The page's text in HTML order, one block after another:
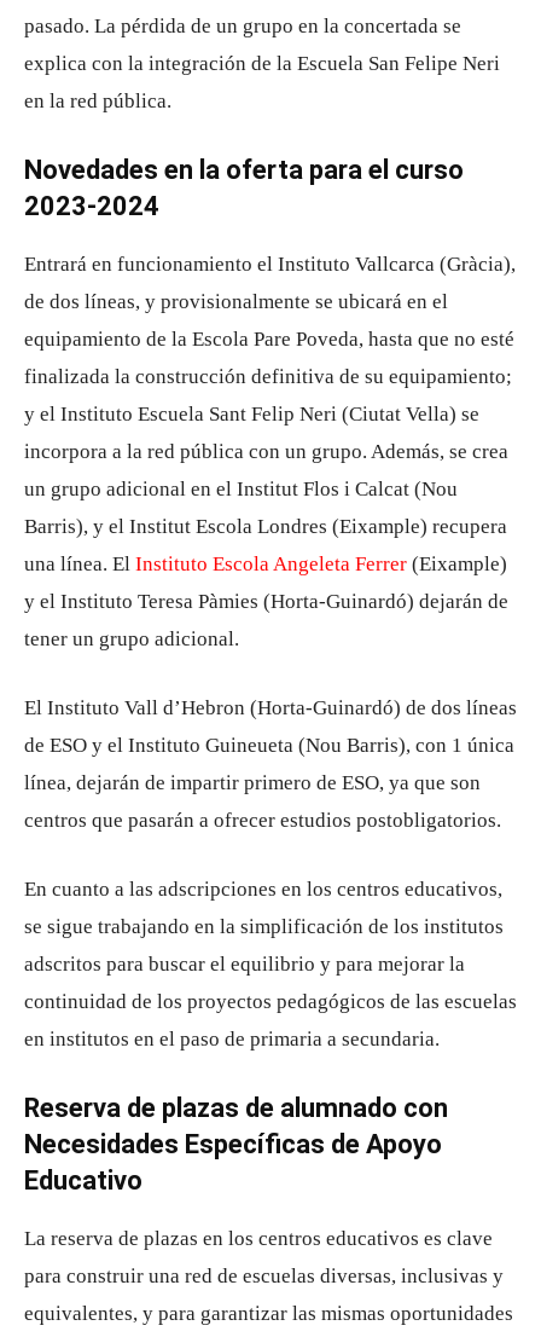
pasado. La pérdida de un grupo en la concertada se
explica con la integración de la Escuela San Felipe Neri
en la red pública.
Novedades en la oferta para el curso
2023-2024
Entrará en funcionamiento el Instituto Vallcarca (Gràcia),
de dos líneas, y provisionalmente se ubicará en el
equipamiento de la Escola Pare Poveda, hasta que no esté
finalizada la construcción definitiva de su equipamiento;
y el Instituto Escuela Sant Felip Neri (Ciutat Vella) se
incorpora a la red pública con un grupo. Además, se crea
un grupo adicional en el Institut Flos i Calcat (Nou
Barris), y el Institut Escola Londres (Eixample) recupera
una línea. El Instituto Escola Angeleta Ferrer (Eixample)
y el Instituto Teresa Pàmies (Horta-Guinardó) dejarán de
tener un grupo adicional.
El Instituto Vall d’Hebron (Horta-Guinardó) de dos líneas
de ESO y el Instituto Guineueta (Nou Barris), con 1 única
línea, dejarán de impartir primero de ESO, ya que son
centros que pasarán a ofrecer estudios postobligatorios.
En cuanto a las adscripciones en los centros educativos,
se sigue trabajando en la simplificación de los institutos
adscritos para buscar el equilibrio y para mejorar la
continuidad de los proyectos pedagógicos de las escuelas
en institutos en el paso de primaria a secundaria.
Reserva de plazas de alumnado con
Necesidades Específicas de Apoyo
Educativo
La reserva de plazas en los centros educativos es clave
para construir una red de escuelas diversas, inclusivas y
equivalentes, y para garantizar las mismas oportunidades